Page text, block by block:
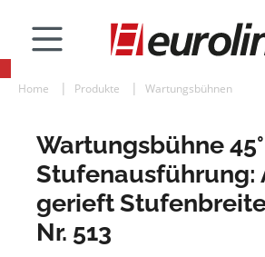
Home Produkte Wartungsbühnen
Wartungsbühne
Stufenausführung:
gerieft
Nr. 513